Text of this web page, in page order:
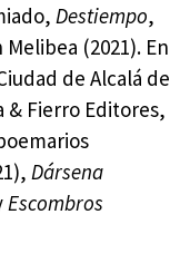
Destiempo,
(2021). En
de Alcalá de
& Fierro Editores,
Dársena
Escombros